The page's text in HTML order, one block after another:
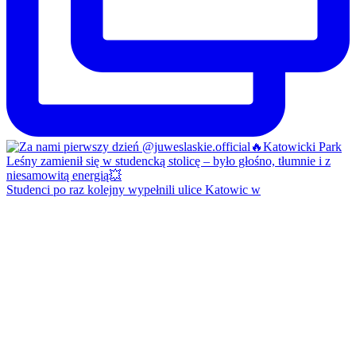
Studenci po raz kolejny wypełnili ulice Katowic w